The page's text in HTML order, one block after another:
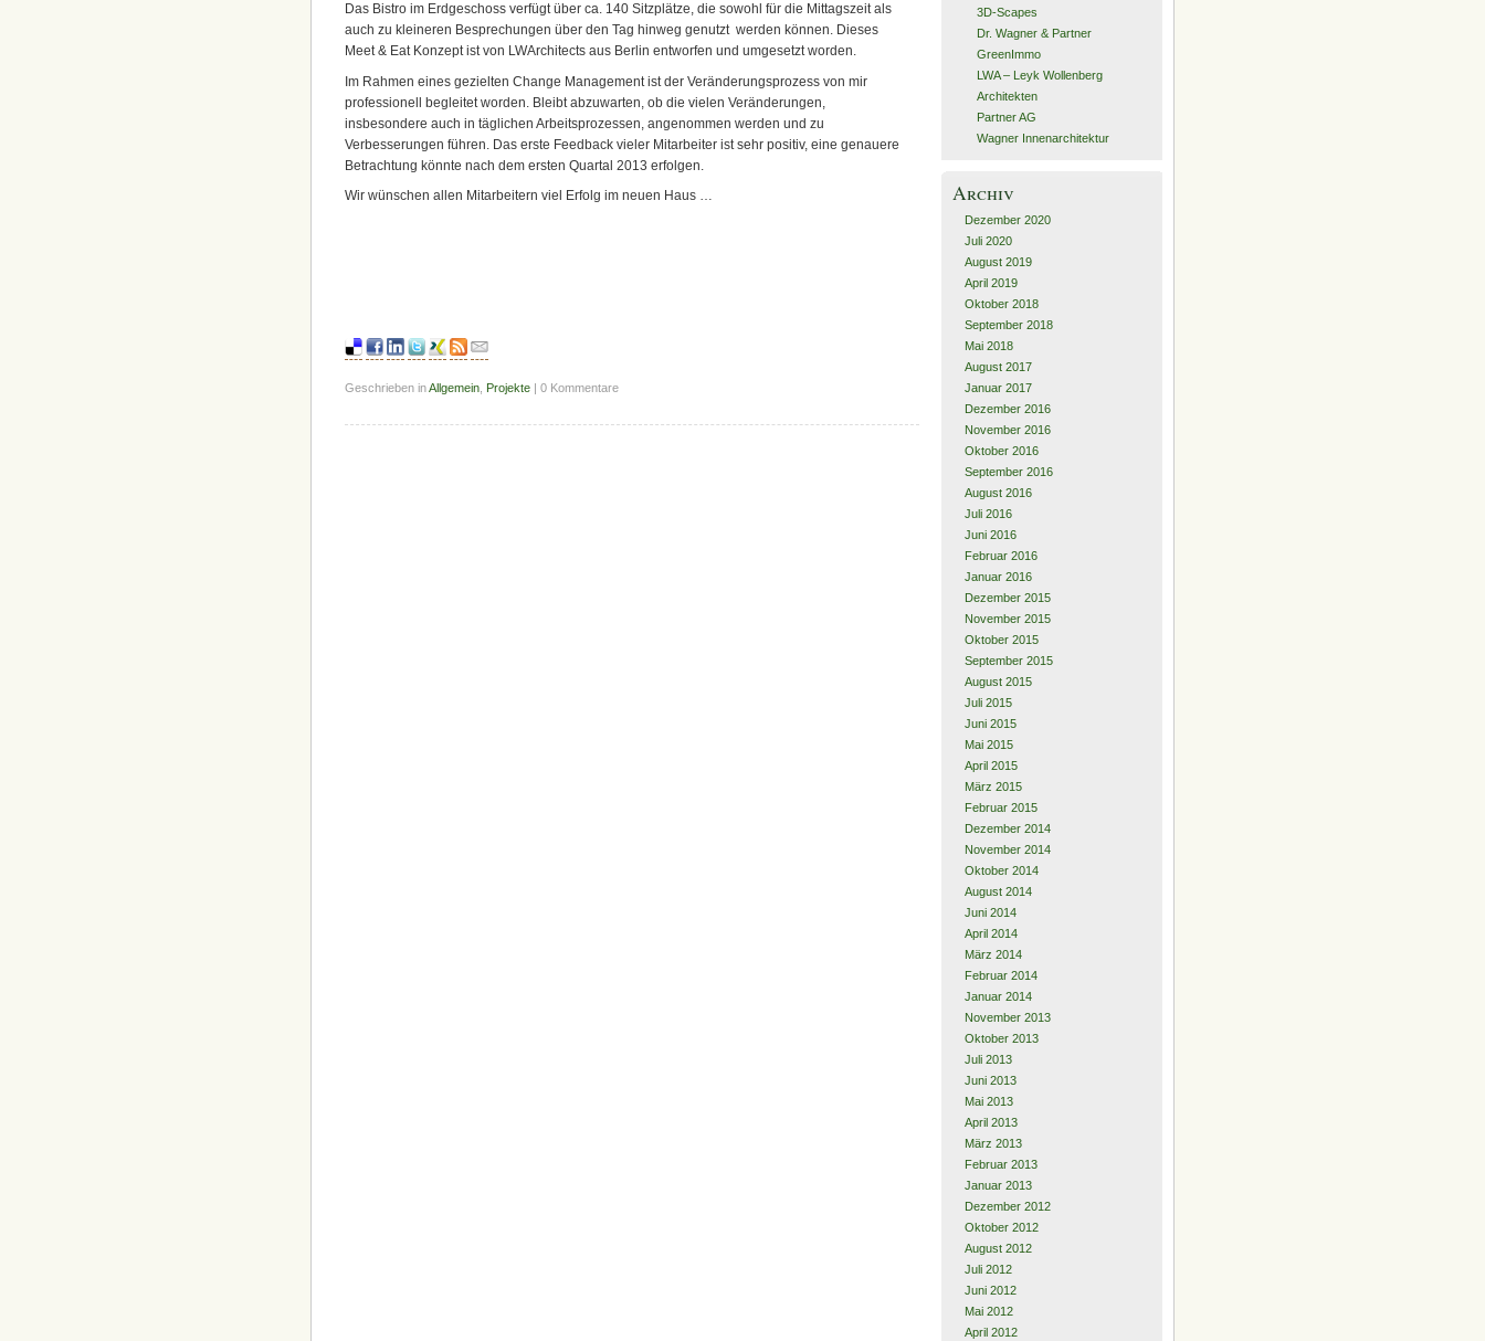
Das Bistro im Erdgeschoss verfügt über ca. 140 Sitzplätze, die sowohl für die Mittagszeit als
auch zu kleineren Besprechungen über den Tag hinweg genutzt werden können. Dieses
Meet & Eat Konzept ist von LWArchitects aus Berlin entworfen und umgesetzt worden.
Im Rahmen eines gezielten Change Management ist der Veränderungsprozess von mir
professionell begleitet worden. Bleibt abzuwarten, ob die vielen Veränderungen,
insbesondere auch in täglichen Arbeitsprozessen, angenommen werden und zu
Verbesserungen führen. Das erste Feedback vieler Mitarbeiter ist sehr positiv, eine genauere
Betrachtung könnte nach dem ersten Quartal 2013 erfolgen.
Wir wünschen allen Mitarbeitern viel Erfolg im neuen Haus …
Geschrieben inAllgemein Projekte | 0 Kommentare
3D-Scapes
Dr. Wagner & Partner
GreenImmo
LWA – Leyk Wollenberg
Architekten
Partner AG
Wagner Innenarchitektur
Archiv
Dezember 2020
Juli 2020
August 2019
April 2019
Oktober 2018
September 2018
Mai 2018
August 2017
Januar 2017
Dezember 2016
November 2016
Oktober 2016
September 2016
August 2016
Juli 2016
Juni 2016
Februar 2016
Januar 2016
Dezember 2015
November 2015
Oktober 2015
September 2015
August 2015
Juli 2015
Juni 2015
Mai 2015
April 2015
März 2015
Februar 2015
Dezember 2014
November 2014
Oktober 2014
August 2014
Juni 2014
April 2014
März 2014
Februar 2014
Januar 2014
November 2013
Oktober 2013
Juli 2013
Juni 2013
Mai 2013
April 2013
März 2013
Februar 2013
Januar 2013
Dezember 2012
Oktober 2012
August 2012
Juli 2012
Juni 2012
Mai 2012
April 2012